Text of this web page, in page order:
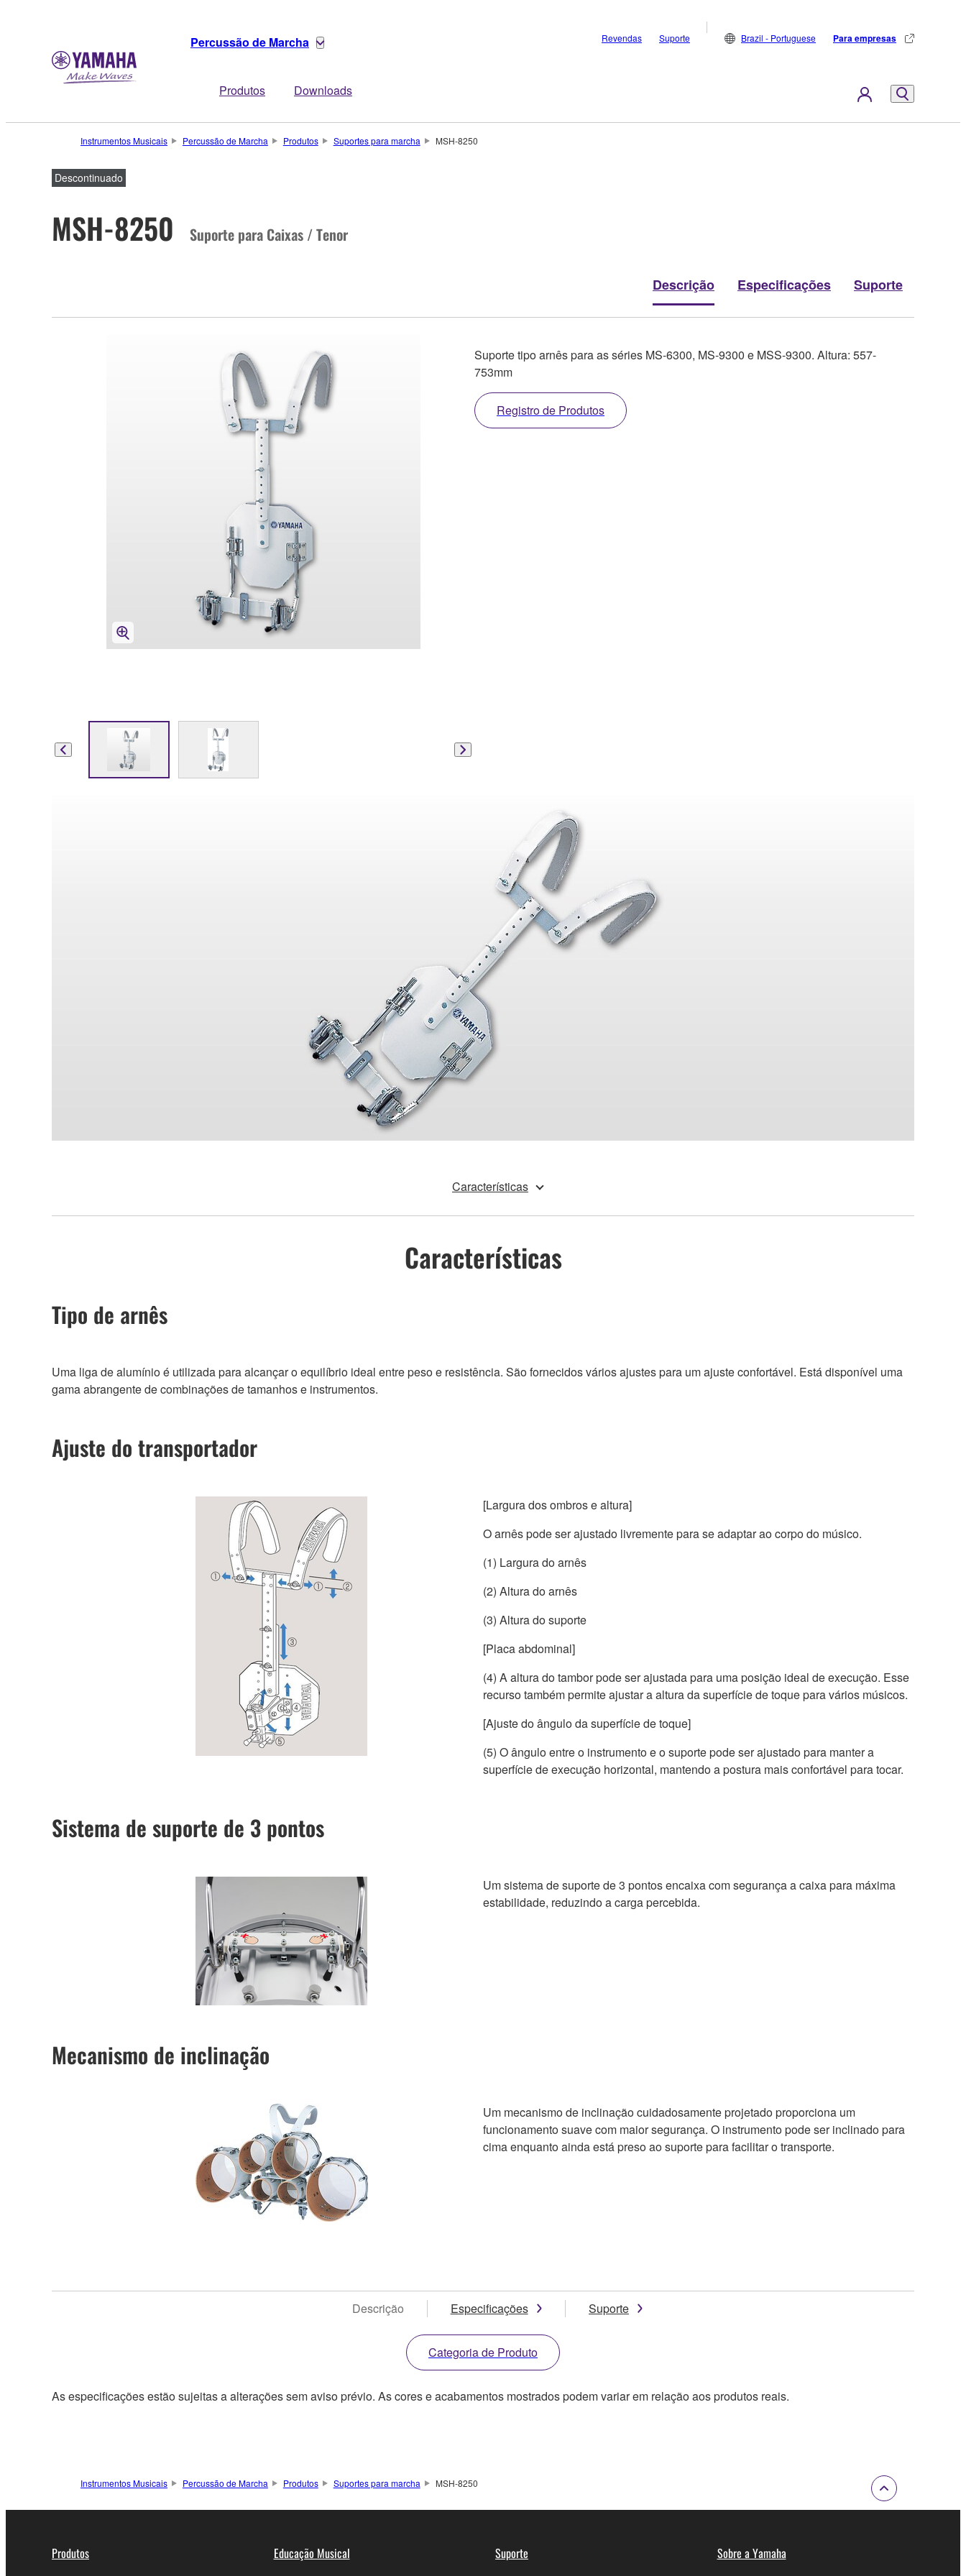
Percussão de Marcha
Produtos Downloads
Revendas Suporte Brazil - Portuguese Para empresas
Instrumentos Musicais Percussão de Marcha Produtos Suportes para marcha MSH-8250
Descontinuado
MSH-8250 Suporte para Caixas / Tenor
Descrição Especificações Suporte
Suporte tipo arnês para as séries MS-6300, MS-9300 e MSS-9300. Altura: 557-
753mm
Registro de Produtos
Características
Características
Tipo de arnês
Uma liga de alumínio é utilizada para alcançar o equilíbrio ideal entre peso e resistência. São fornecidos vários ajustes para um ajuste confortável. Está disponível uma
gama abrangente de combinações de tamanhos e instrumentos.
Ajuste do transportador
[Largura dos ombros e altura]
O arnês pode ser ajustado livremente para se adaptar ao corpo do músico.
(1) Largura do arnês
(2) Altura do arnês
(3) Altura do suporte
[Placa abdominal]
(4) A altura do tambor pode ser ajustada para uma posição ideal de execução. Esse
recurso também permite ajustar a altura da superfície de toque para vários músicos.
[Ajuste do ângulo da superfície de toque]
(5) O ângulo entre o instrumento e o suporte pode ser ajustado para manter a
superfície de execução horizontal, mantendo a postura mais confortável para tocar.
Sistema de suporte de 3 pontos
Um sistema de suporte de 3 pontos encaixa com segurança a caixa para máxima
estabilidade, reduzindo a carga percebida.
Mecanismo de inclinação
Um mecanismo de inclinação cuidadosamente projetado proporciona um
funcionamento suave com maior segurança. O instrumento pode ser inclinado para
cima enquanto ainda está preso ao suporte para facilitar o transporte.
Descrição Especificações Suporte
Categoria de Produto
As especificações estão sujeitas a alterações sem aviso prévio. As cores e acabamentos mostrados podem variar em relação aos produtos reais.
Instrumentos Musicais Percussão de Marcha Produtos Suportes para marcha MSH-8250
Produtos Educação Musical Suporte Sobre a Yamaha